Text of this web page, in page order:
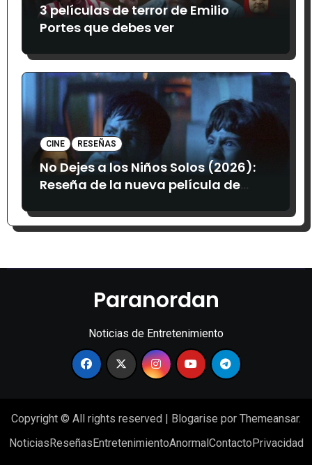
3 películas de terror de Emilio
Portes que debes ver
CINE RESEÑAS
No Dejes a los Niños Solos (2026):
Reseña de la nueva película de
Paranordan
Noticias de Entretenimiento
Copyright © All rights reserved Blogarise por Themeansar.
NoticiasReseñasEntretenimientoAnormalContactoPrivacidad